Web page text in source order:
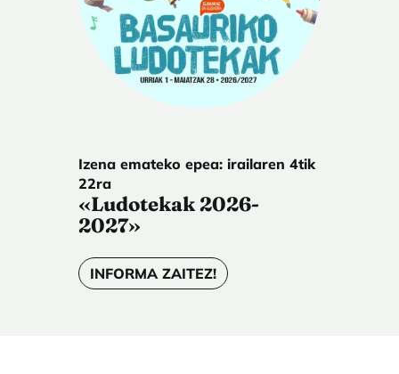
Izena emateko epea: irailaren 4tik
22ra
«Ludotekak 2026-
2027»
INFORMA ZAITEZ!